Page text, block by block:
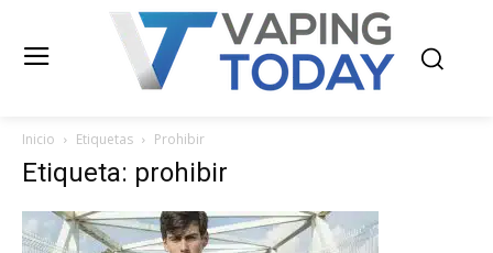
Inicio Etiquetas Prohibir
Etiqueta: prohibir